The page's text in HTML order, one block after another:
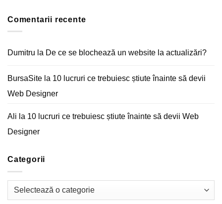
unui
magazin
marketing
Comentarii recente
Dumitru la De ce se blochează un website la actualizări?
BursaSite la 10 lucruri ce trebuiesc știute înainte să devii
Web Designer
Ali la 10 lucruri ce trebuiesc știute înainte să devii Web
Designer
Categorii
Categorii